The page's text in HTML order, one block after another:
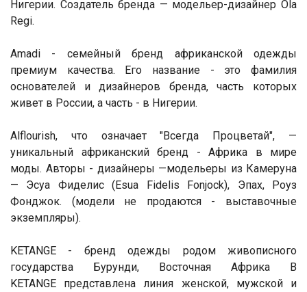
Нигерии. Создатель бренда — модельер-дизайнер Ola
Regi.
Amadi - семейный бренд африканской одежды
премиум качества. Его название - это фамилия
основателей и дизайнеров бренда, часть которых
живет в России, а часть - в Нигерии.
Alflourish, что означает "Всегда Процветай", —
уникальный африканский бренд - Африка в мире
моды. Авторы - дизайнеры —модельеры из Камеруна
— Эсуа Фиделис (Esua Fidelis Fonjock), Эпах, Роуз
Фонджок. (модели не продаются - выставочные
экземпляры).
KETANGE - бренд одежды родом живописного
государства Бурунди, Восточная Африка В
KETANGE представлена линия женской, мужской и